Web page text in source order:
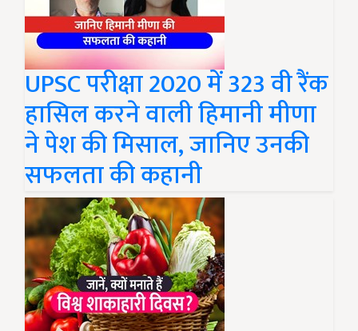
UPSC परीक्षा 2020 में 323 वी रैंक
हासिल करने वाली हिमानी मीणा
ने पेश की मिसाल, जानिए उनकी
सफलता की कहानी